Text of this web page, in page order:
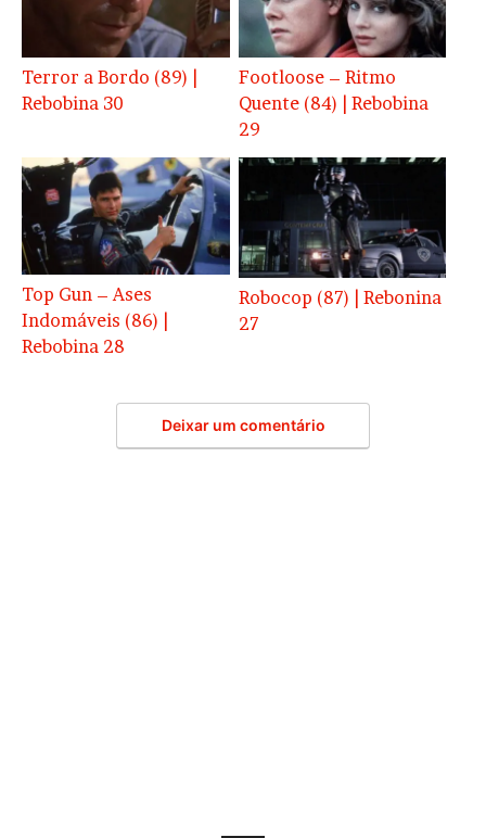
Terror a Bordo (89) |
Rebobina 30
Footloose – Ritmo
Quente (84) | Rebobina
29
Top Gun – Ases
Indomáveis (86) |
Rebobina 28
Robocop (87) | Rebonina
27
Deixar um comentário